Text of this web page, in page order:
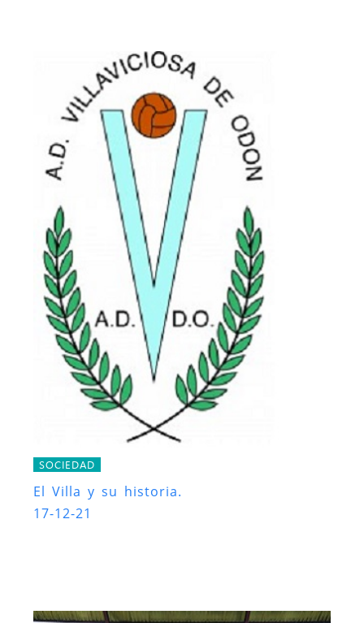
SOCIEDAD
El Villa y su historia.
17-12-21